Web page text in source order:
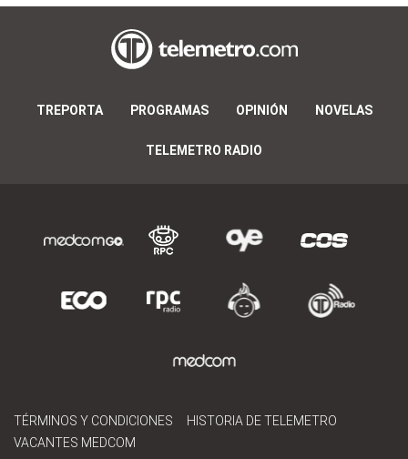
TREPORTA PROGRAMAS OPINIÓN NOVELAS
TELEMETRO RADIO
TÉRMINOS Y CONDICIONES
HISTORIA DE TELEMETRO
VACANTES MEDCOM